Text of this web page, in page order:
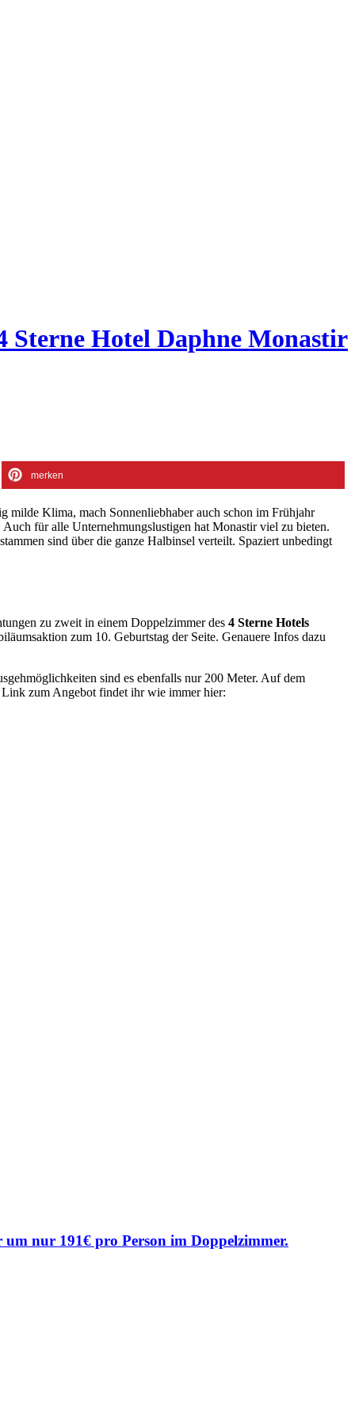
Hotel Daphne Monastir
merken
milde Klima, mach Sonnenliebhaber auch schon im Frühjahr
für alle Unternehmungslustigen hat Monastir viel zu bieten.
sind über die ganze Halbinsel verteilt. Spaziert unbedingt
zu zweit in einem Doppelzimmer des 4 Sterne Hotels
zum 10. Geburtstag der Seite. Genauere Infos dazu
sind es ebenfalls nur 200 Meter. Auf dem
zum Angebot findet ihr wie immer hier:
nur 191€ pro Person im Doppelzimmer.